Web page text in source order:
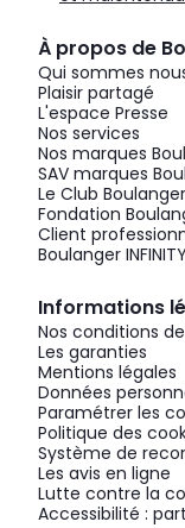
À propos de
Qui sommes
Plaisir partagé
L'espace Presse
Nos services
Nos marques
SAV marques
Le Club Boulanger
Fondation
Client
Boulanger INFINITY
Informations
Nos conditions
Les garanties
Mentions légales
Données
Paramétrer les
Politique des
Système de
Les avis en ligne
Lutte contre la
Accessibilité :